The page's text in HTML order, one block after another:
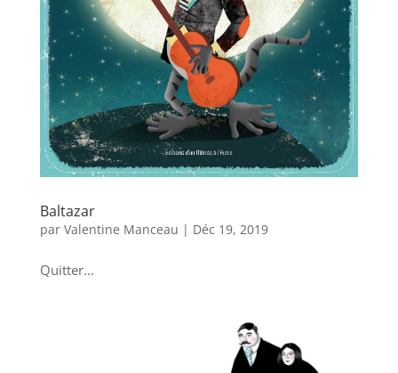
Baltazar
par Valentine Manceau | Déc 19, 2019
Quitter...